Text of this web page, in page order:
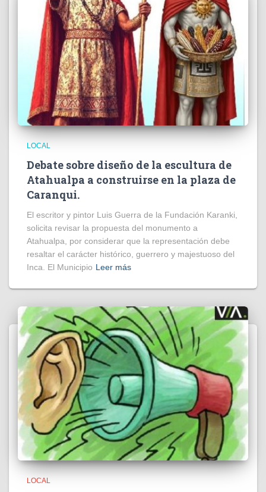
LOCAL
Debate sobre diseño de la escultura de
Atahualpa a construirse en la plaza de
Caranqui.
El escritor y pintor Luis Guerra de la Fundación Karanki,
solicita revisar la propuesta del monumento a
Atahualpa, por considerar que la representación debe
resaltar el carácter histórico, guerrero y majestuoso del
Inca. El Municipio Leer más
LOCAL